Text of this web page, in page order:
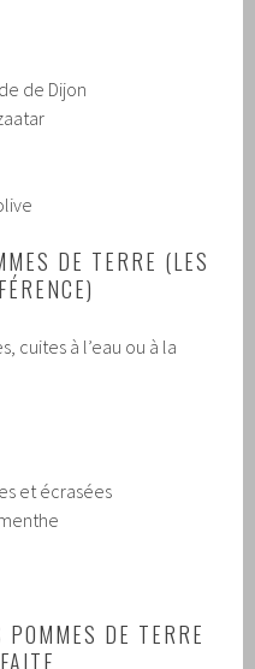
de Dijon
DE TERRE (LES
cuites à l’eau ou à la
et écrasées
DE TERRE